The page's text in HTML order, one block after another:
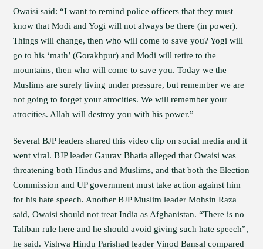
Owaisi said: “I want to remind police officers that they must
know that Modi and Yogi will not always be there (in power).
Things will change, then who will come to save you? Yogi will
go to his ‘math’ (Gorakhpur) and Modi will retire to the
mountains, then who will come to save you. Today we the
Muslims are surely living under pressure, but remember we are
not going to forget your atrocities. We will remember your
atrocities. Allah will destroy you with his power.”
Several BJP leaders shared this video clip on social media and it
went viral. BJP leader Gaurav Bhatia alleged that Owaisi was
threatening both Hindus and Muslims, and that both the Election
Commission and UP government must take action against him
for his hate speech. Another BJP Muslim leader Mohsin Raza
said, Owaisi should not treat India as Afghanistan. “There is no
Taliban rule here and he should avoid giving such hate speech”,
he said. Vishwa Hindu Parishad leader Vinod Bansal compared